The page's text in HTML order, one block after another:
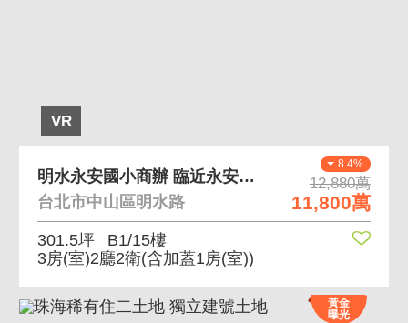
VR
8.4%
12,880萬
11,800萬
明水永安國小商辦 臨近永安國小、補教、才藝安親街
台北市中山區明水路
301.5坪
B1/15樓
3房(室)2廳2衛(含加蓋1房(室))
黃金
曝光